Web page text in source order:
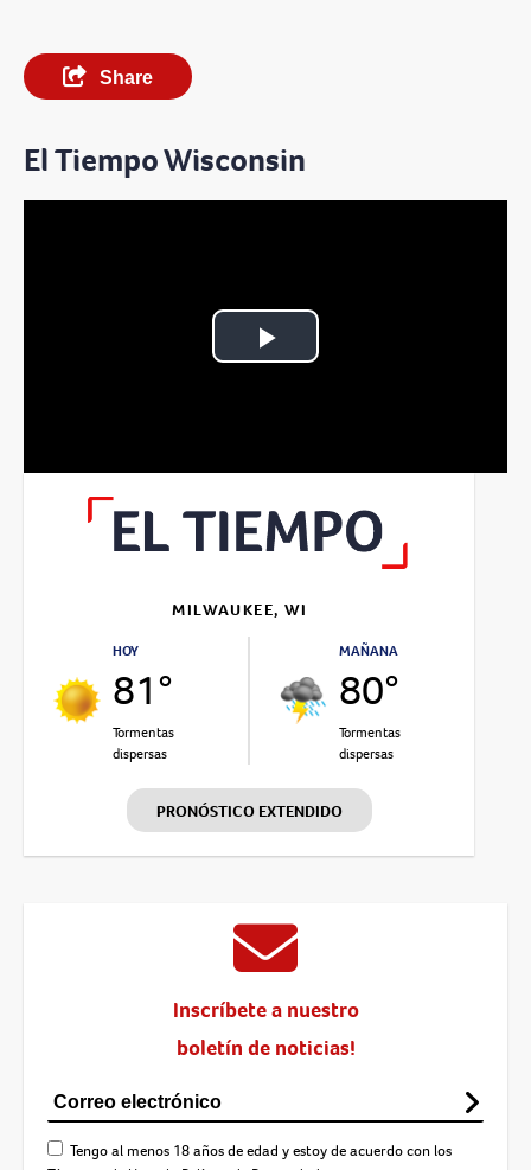
Share
El Tiempo Wisconsin
Play
MILWAUKEE, WI
HOY
81°
Tormentas
dispersas
MAÑANA
80°
Tormentas
dispersas
PRONÓSTICO EXTENDIDO
Inscríbete a nuestro
boletín de noticias!
Tengo al menos 18 años de edad y estoy de acuerdo con los